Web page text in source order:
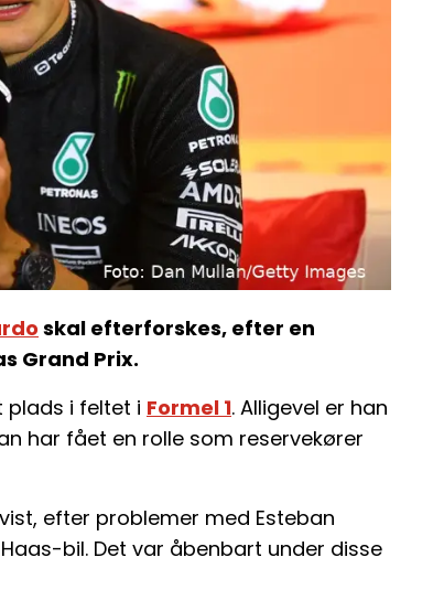
skal efterforskes, efter en
Grand Prix.
plads i feltet i Formel 1. Alligevel er han
har fået en rolle som reservekører
efter problemer med Esteban
bil. Det var åbenbart under disse